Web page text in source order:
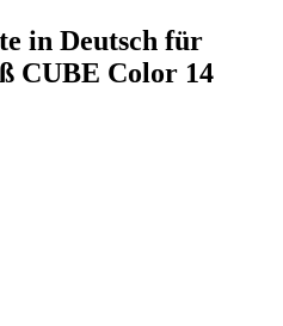
in Deutsch für
CUBE Color 14